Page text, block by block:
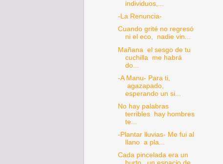
individuos,...
-La Renuncia-
Cuando grité no regresó
ni el eco, nadie vin...
Mañana el sesgo de tu
cuchilla me habrá
do...
-A Manu- Para ti,
agazapado,
esperando un si...
No hay palabras
terribles hay hombres
te...
-Plantar lluvias- Me fui al
llano a pla...
Cada pincelada era un